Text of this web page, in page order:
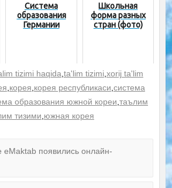
Система
образования
Германии
Школьная
форма разных
стран (фото)
tizimi haqida ta'lim tizimi xorij ta'lim
корея корея республикаси система
образования южной кореи таълим
тизими южная корея
появились онлайн-